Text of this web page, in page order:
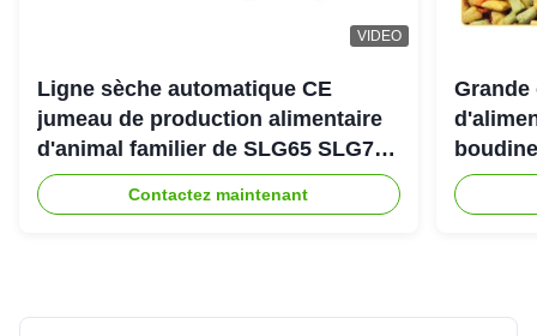
VIDEO
Ligne sèche automatique CE
jumeau de production alimentaire
d'animal familier de SLG65 SLG70
de boudineuse à vis de parallèle
Contactez maintenant
sortie